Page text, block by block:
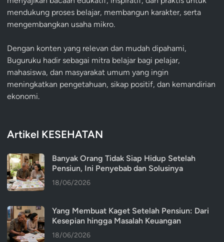
mendukung proses belajar, membangun karakter, serta
mengembangkan usaha mikro.
Dengan konten yang relevan dan mudah dipahami,
Buguruku hadir sebagai mitra belajar bagi pelajar,
mahasiswa, dan masyarakat umum yang ingin
meningkatkan pengetahuan, sikap positif, dan kemandirian
ekonomi.
Artikel KESEHATAN
Banyak Orang Tidak Siap Hidup Setelah
Pensiun, Ini Penyebab dan Solusinya
18/06/2026
Yang Membuat Kaget Setelah Pensiun: Dari
Kesepian hingga Masalah Keuangan
18/06/2026